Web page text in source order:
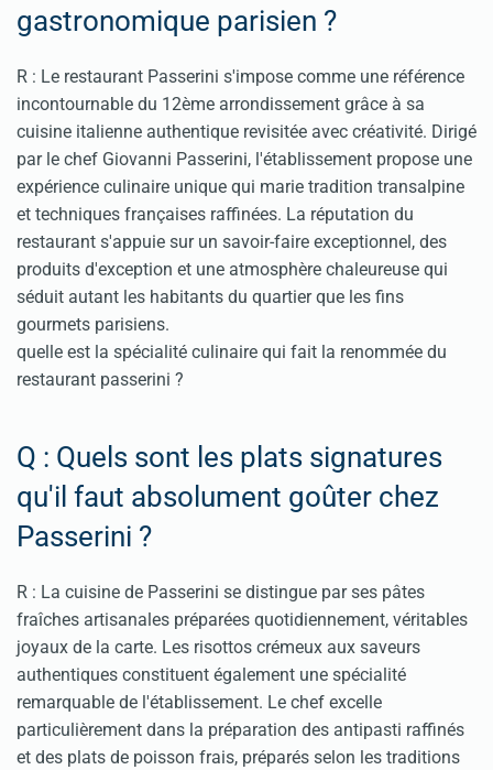
gastronomique parisien ?
R : Le restaurant Passerini s'impose comme une référence
incontournable du 12ème arrondissement grâce à sa
cuisine italienne authentique revisitée avec créativité. Dirigé
par le chef Giovanni Passerini, l'établissement propose une
expérience culinaire unique qui marie tradition transalpine
et techniques françaises raffinées. La réputation du
restaurant s'appuie sur un savoir-faire exceptionnel, des
produits d'exception et une atmosphère chaleureuse qui
séduit autant les habitants du quartier que les fins
gourmets parisiens.
quelle est la spécialité culinaire qui fait la renommée du
restaurant passerini ?
Q : Quels sont les plats signatures
qu'il faut absolument goûter chez
Passerini ?
R : La cuisine de Passerini se distingue par ses pâtes
fraîches artisanales préparées quotidiennement, véritables
joyaux de la carte. Les risottos crémeux aux saveurs
authentiques constituent également une spécialité
remarquable de l'établissement. Le chef excelle
particulièrement dans la préparation des antipasti raffinés
et des plats de poisson frais, préparés selon les traditions